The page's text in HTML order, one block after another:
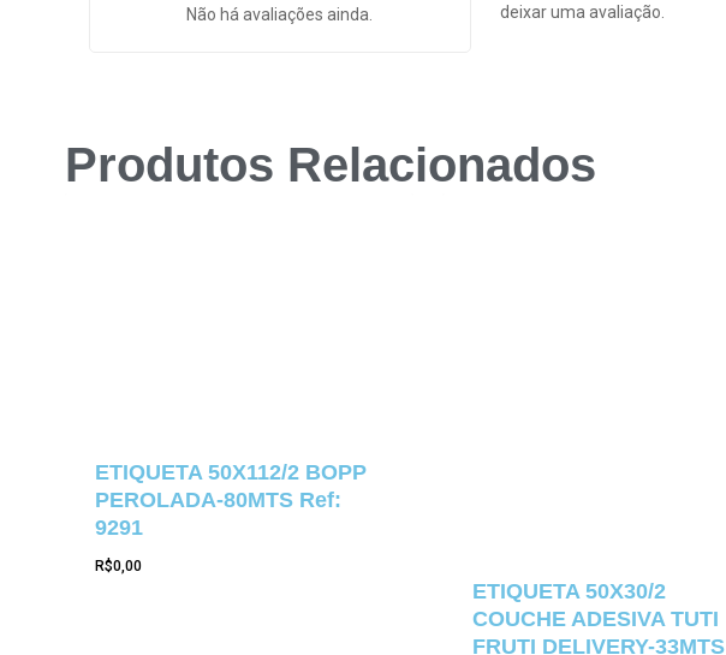
Não há avaliações ainda.
deixar uma avaliação.
Produtos Relacionados
ETIQUETA 50X112/2 BOPP
PEROLADA-80MTS Ref:
9291
R$0,00
ETIQUETA 50X30/2
COUCHE ADESIVA TUTI
FRUTI DELIVERY-33MTS